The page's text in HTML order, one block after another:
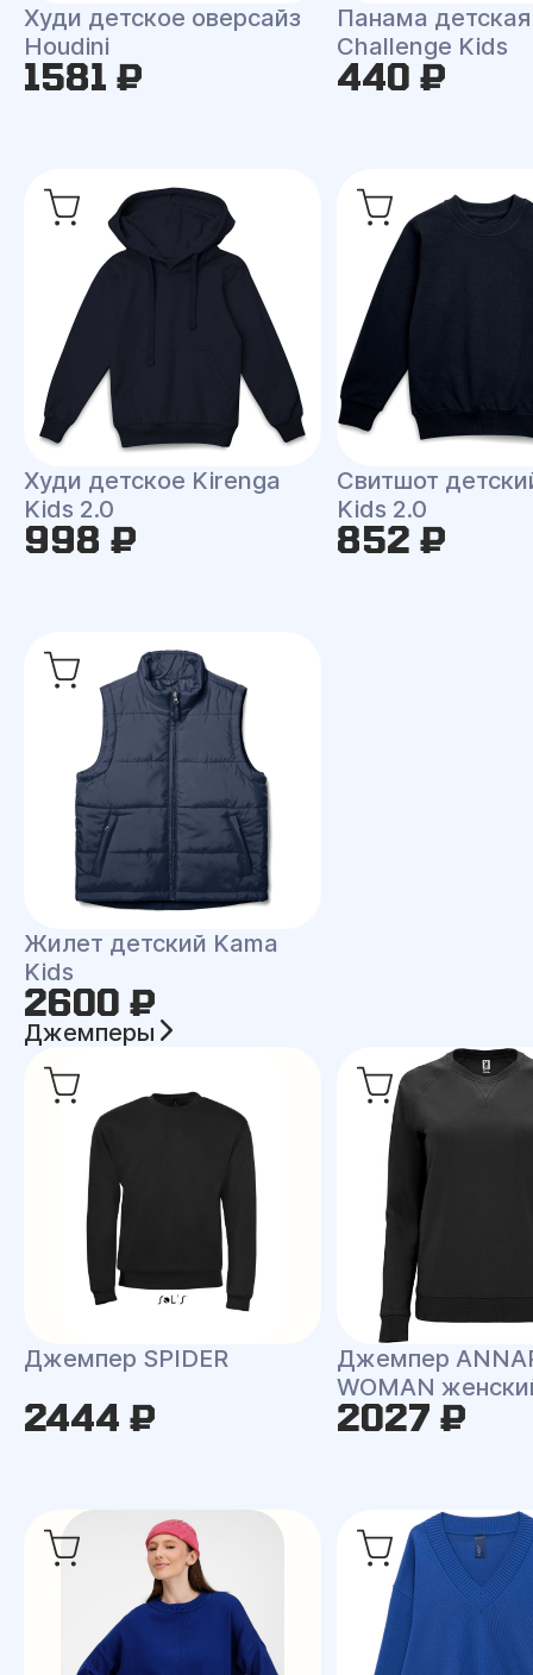
Худи детское оверсайз
Houdini
1581 ₽
Панама детская
Challenge Kids
440 ₽
Худи детское Kirenga
Kids 2.0
998 ₽
Свитшот
Kids 2.0
852 ₽
Жилет детский Kama
Kids
2600 ₽
Джемперы
Джемпер SPIDER
2444 ₽
Джемпер
WOMAN
2027 ₽